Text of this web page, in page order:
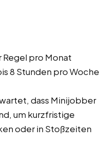
Regel pro Monat
8 Stunden pro Woche
dass Minijobber
um kurzfristige
oder in Stoßzeiten